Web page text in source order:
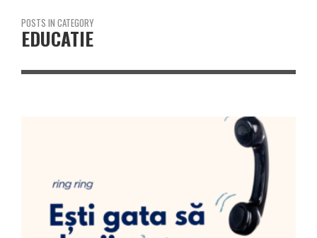
POSTS IN CATEGORY
EDUCATIE